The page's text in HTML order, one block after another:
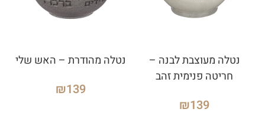
נטלה מעוצבת לבנה –
חריטה פנימית זהב
₪139
נטלה מהודרת – האש שלי
₪139